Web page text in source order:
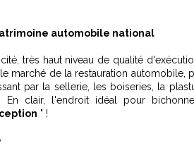
automobile national
très haut niveau de qualité
marché de la restauration
par la sellerie, les boiseries, la
. En clair, l'endroit idéal pour
" !